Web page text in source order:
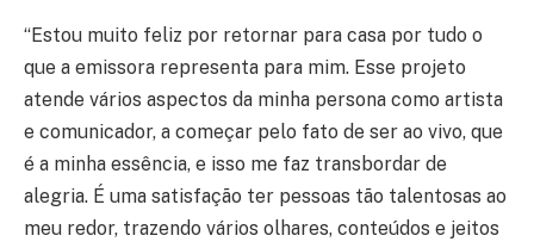
“Estou muito feliz por retornar para casa por tudo o
que a emissora representa para mim. Esse projeto
atende vários aspectos da minha persona como artista
e comunicador, a começar pelo fato de ser ao vivo, que
é a minha essência, e isso me faz transbordar de
alegria. É uma satisfação ter pessoas tão talentosas ao
meu redor, trazendo vários olhares, conteúdos e jeitos